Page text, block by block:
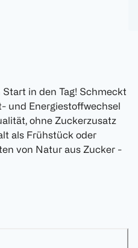
in den Tag! Schmeckt
und Energiestoffwechsel
ohne Zuckerzusatz
als Frühstück oder
von Natur aus Zucker -